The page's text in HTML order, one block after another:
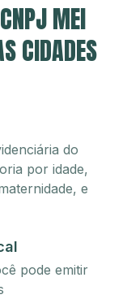
MEI
CIDADES
do
por idade,
e
pode emitir